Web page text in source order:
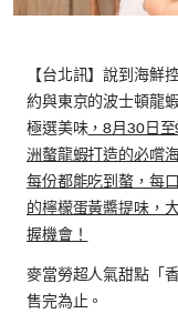
【台北訊】說到海鮮
約與東京的波士頓龍
極選美味，8月30日至
洲螯龍蝦打造的必嚐
每份都能吃到螯，每
的檸檬蛋黃醬提味，
握機會！
麥當勞超人氣甜點「
售完為止。